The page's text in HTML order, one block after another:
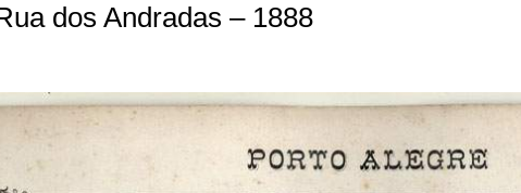
dos Andradas – 1888